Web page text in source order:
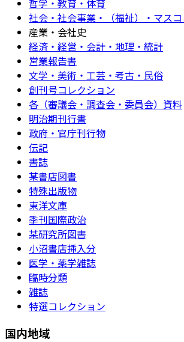
哲学・教育・体育
社会・社会事業・（福祉）・マス
産業・会社史
経済・経営・会計・地理・統計
営業報告書
文学・美術・工芸・考古・民俗
創刊号コレクション
各（審議会・調査会・委員会）資料
明治期刊行書
政府・官庁刊行物
伝記
書誌
某書店図書
特殊出版物
東洋文庫
季刊国際政治
某研究所図書
小沼書店挿入分
医学・薬学雑誌
臨時分類
雑誌
特選コレクション
国内地域